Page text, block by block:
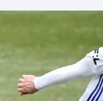
Cyklistika
DALŠÍ SPORTY
Americký fotbal
NEPŘEHLÉDNĚTE